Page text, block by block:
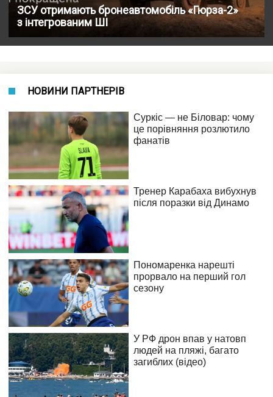
ЗСУ отримають бронеавтомобіль «Гюрза-2»
з інтегрованим ШІ
НОВИНИ ПАРТНЕРІВ